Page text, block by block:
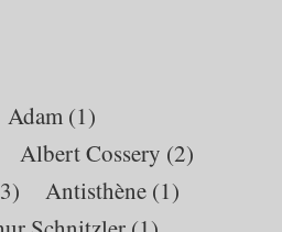
Adam (1)
Albert Cossery (2)
Antisthène (1)